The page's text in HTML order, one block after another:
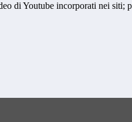
di Youtube incorporati nei